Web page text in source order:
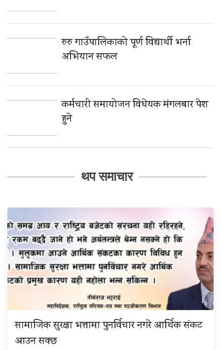
रुरु गाउँपालिकाको पूर्ण विद्यार्थी भर्ना
अभियान सफल
कर्मचारी समायोजन विधेयक मंगलबार पेश
हुने
थप समाचार
सामाजिक सुरक्षा भत्तामा पुनर्विचार नगरे आर्थिक संकट
आउन सक्छ